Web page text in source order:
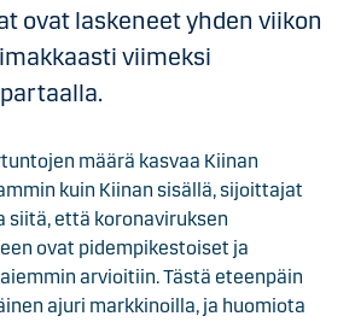
ovat laskeneet yhden viikon
viimeksi
määrä kasvaa Kiinan
kuin Kiinan sisällä, sijoittajat
siitä, että koronaviruksen
ovat pidempikestoiset ja
arvioitiin. Tästä eteenpäin
ajuri markkinoilla, ja huomiota